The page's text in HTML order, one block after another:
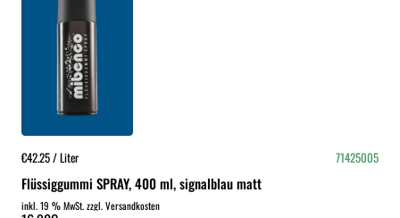
€42.25 / Liter 71425005
Flüssiggummi SPRAY, 400 ml, signalblau matt
inkl. 19 % MwSt. zzgl. Versandkosten